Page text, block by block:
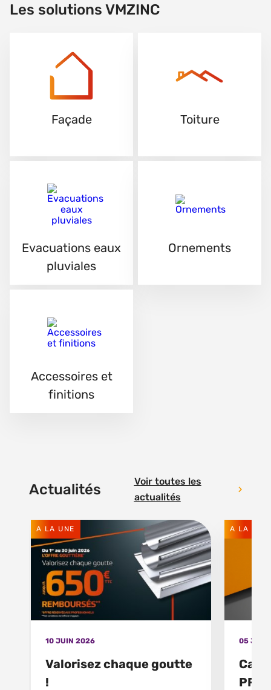
Les solutions VMZINC
Façade Toiture
Evacuations eaux
pluviales
Ornements
Accessoires et
finitions
Actualités
Voir toutes les
actualités
A LA UNE
10 JUIN 2026
Valorisez chaque goutte
!
A LA UNE
05 JUIN